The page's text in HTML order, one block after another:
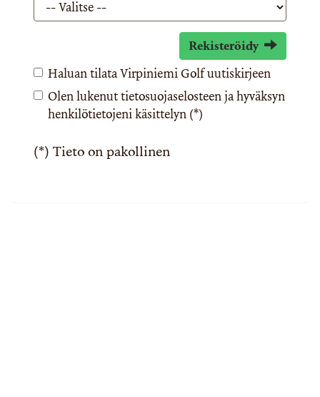
Rekisteröidy
Haluan tilata Virpiniemi Golf uutiskirjeen
Olen lukenuttietosuojaselosteen ja hyväksyn
henkilötietojeni käsittelyn (*)
(*) Tieto on pakollinen